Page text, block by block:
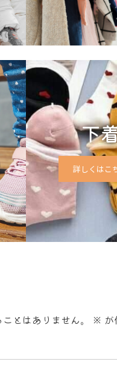
下
詳しくはこ
とはありません。 ※